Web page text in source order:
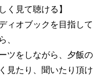
く見て聴ける】
ィオブックを目指し
、
ツをしながら、夕飯
見たり、聞いたり頂